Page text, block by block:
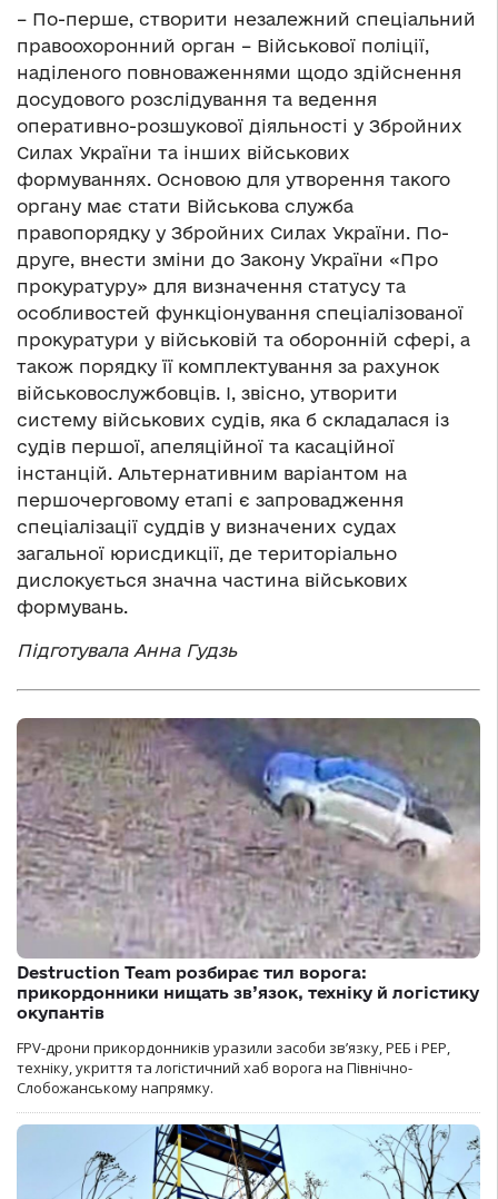
– По-перше, створити незалежний спеціальний
правоохоронний орган – Військової поліції,
наділеного повноваженнями щодо здійснення
досудового розслідування та ведення
оперативно-розшукової діяльності у Збройних
Силах України та інших військових
формуваннях. Основою для утворення такого
органу має стати Військова служба
правопорядку у Збройних Силах України. По-
друге, внести зміни до Закону України «Про
прокуратуру» для визначення статусу та
особливостей функціонування спеціалізованої
прокуратури у військовій та оборонній сфері, а
також порядку її комплектування за рахунок
військовослужбовців. І, звісно, утворити
систему військових судів, яка б складалася із
судів першої, апеляційної та касаційної
інстанцій. Альтернативним варіантом на
першочерговому етапі є запровадження
спеціалізації суддів у визначених судах
загальної юрисдикції, де територіально
дислокується значна частина військових
формувань.
Підготувала Анна Гудзь
Destruction Team розбирає тил ворога:
прикордонники нищать зв’язок, техніку й логістику
окупантів
FPV-дрони прикордонників уразили засоби зв’язку, РЕБ і РЕР,
техніку, укриття та логістичний хаб ворога на Північно-
Слобожанському напрямку.